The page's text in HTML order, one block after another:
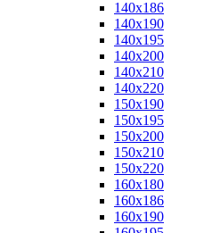
140x186
140x190
140x195
140x200
140x210
140x220
150x190
150x195
150x200
150x210
150x220
160x180
160x186
160x190